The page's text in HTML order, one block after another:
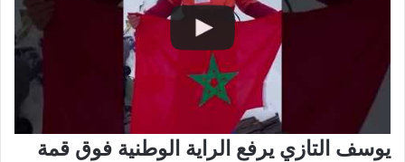
يوسف التازي يرفع الراية الوطنية فوق قمة